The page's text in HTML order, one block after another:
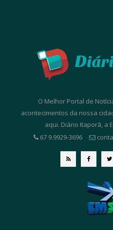
O Melhor Portal de
acontecimentos da nossa
aqui. Diário Itaporã, a
67 9.9929-3696